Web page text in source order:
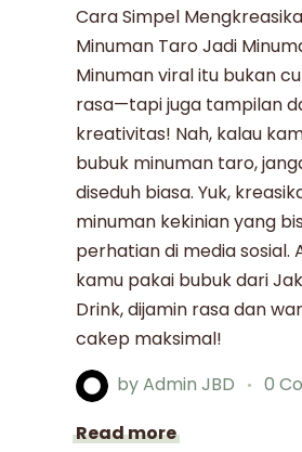
Cara Simpel
Minuman Taro Jadi
Minuman viral itu bukan
rasa—tapi juga tampilan
kreativitas! Nah, kalau
bubuk minuman taro,
diseduh biasa. Yuk,
minuman kekinian yang
perhatian di media sosial.
kamu pakai bubuk dari
Drink, dijamin rasa dan
cakep maksimal!
byAdmin JBD
0
Read more